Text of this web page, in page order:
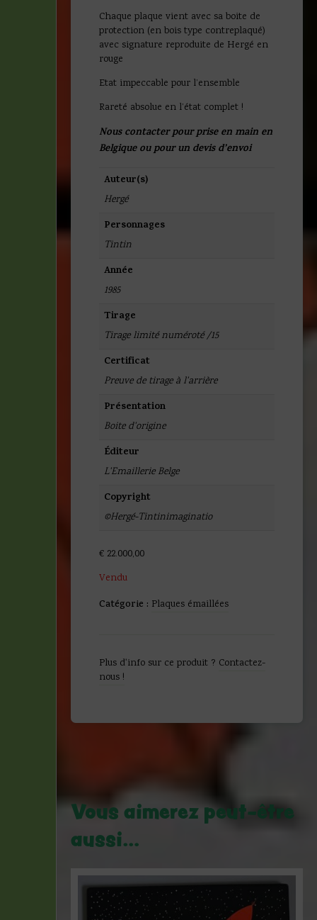
Chaque plaque vient avec sa boite de
protection (en bois type contreplaqué)
avec signature reproduite de Hergé en
rouge
Etat impeccable pour l’ensemble
Rareté absolue en l’état complet !
Nous contacter pour prise en main en
Belgique ou pour un devis d’envoi
Auteur(s)
Hergé
Personnages
Tintin
Année
1985
Tirage
Tirage limité numéroté /15
Certificat
Preuve de tirage à l'arrière
Présentation
Boite d'origine
Éditeur
L'Emaillerie Belge
Copyright
©Hergé-Tintinimaginatio
€ 22.000,00
Vendu
Catégorie : Plaques émaillées
Plus d'info sur ce produit ? Contactez-
nous !
Vous aimerez peut-être
aussi…